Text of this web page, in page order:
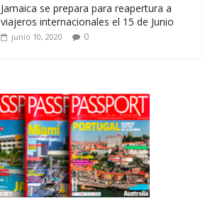
Jamaica se prepara para reapertura a
viajeros internacionales el 15 de Junio
junio 10, 2020 0